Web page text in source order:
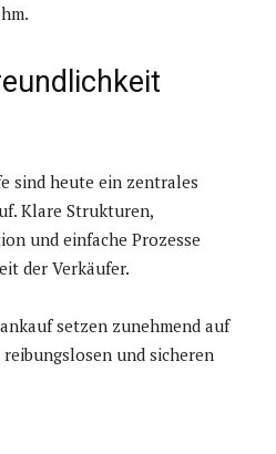
sind heute ein zentrales
Klare Strukturen,
und einfache Prozesse
der Verkäufer.
setzen zunehmend auf
und sicheren